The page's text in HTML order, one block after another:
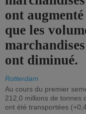
ont
que les
ont diminué.
Rotterdam
Au cours du premier
212,0 millions de tonnes
ont été transportées